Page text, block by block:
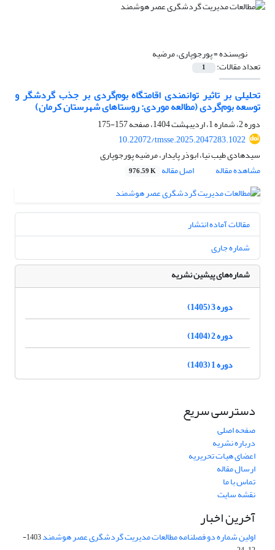
نویسنده =پورجوپاری، مرضیه
تعداد مقالات: 1
تحلیلی بر تاثیر توانمندی اقامتگاه بوم‌گردی بر جذب گردشگر و
توسعه بوم‌گردی (مطالعه موردی: روستاهای شهرستان کرمان)
دوره 2، شماره 1، اردیبهشت 1404، صفحه
157-175
10.22072/tmsse.2025.2047283.1022
سیدهادی طیب نیا، ابوذر پایدار، مرضیه پورجوپاری
مشاهده مقاله
اصل مقاله 976.59 K
مقالات آماده انتشار
شماره جاری
شماره‌های پیشین نشریه
دوره 3 (1405)
دوره 2 (1404)
دوره 1 (1403)
دسترسی سریع
صفحه اصلی
درباره نشریه
اعضای هیات تحریریه
ارسال مقاله
تماس با ما
نقشه سایت
آخرین اخبار
اولین شماره دو فصلنامه مطالعات مدیریت گردشگری عصر هوشمند
1403-